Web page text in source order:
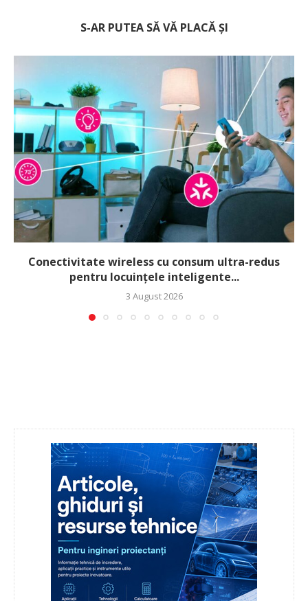
S-AR PUTEA SĂ VĂ PLACĂ ȘI
Conectivitate wireless cu consum ultra-redus
pentru locuințele inteligente...
3 August 2026